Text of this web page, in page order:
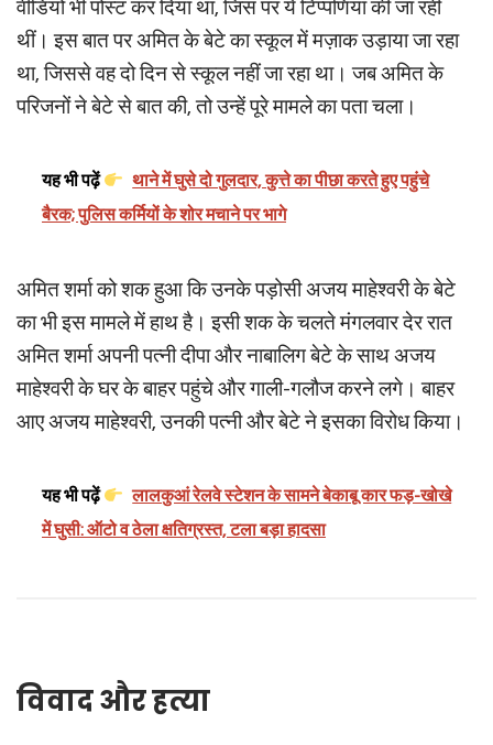
वीडियो भी पोस्ट कर दिया था, जिस पर ये टिप्पणियां की जा रही
थीं। इस बात पर अमित के बेटे का स्कूल में मज़ाक उड़ाया जा रहा
था, जिससे वह दो दिन से स्कूल नहीं जा रहा था। जब अमित के
परिजनों ने बेटे से बात की, तो उन्हें पूरे मामले का पता चला।
यह भी पढ़ें
थाने में घुसे दो गुलदार, कुत्ते का पीछा करते हुए पहुंचे
बैरक; पुलिस कर्मियों के शोर मचाने पर भागे
अमित शर्मा को शक हुआ कि उनके पड़ोसी अजय माहेश्वरी के बेटे
का भी इस मामले में हाथ है। इसी शक के चलते मंगलवार देर रात
अमित शर्मा अपनी पत्नी दीपा और नाबालिग बेटे के साथ अजय
माहेश्वरी के घर के बाहर पहुंचे और गाली-गलौज करने लगे। बाहर
आए अजय माहेश्वरी, उनकी पत्नी और बेटे ने इसका विरोध किया।
यह भी पढ़ें
लालकुआं रेलवे स्टेशन के सामने बेकाबू कार फड़-खोखे
में घुसी: ऑटो व ठेला क्षतिग्रस्त, टला बड़ा हादसा
विवाद और हत्या